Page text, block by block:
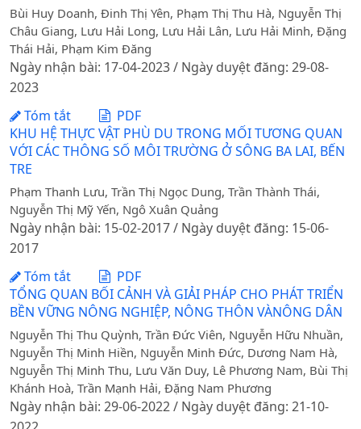
Bùi Huy Doanh, Đinh Thị Yên, Phạm Thị Thu Hà, Nguyễn Thị
Châu Giang, Lưu Hải Long, Lưu Hải Lân, Lưu Hải Minh, Đặng
Thái Hải, Phạm Kim Đăng
Ngày nhận bài: 17-04-2023 / Ngày duyệt đăng: 29-08-
2023
Tóm tắt
PDF
KHU HỆ THỰC VẬT PHÙ DU TRONG MỐI TƯƠNG QUAN
VỚI CÁC THÔNG SỐ MÔI TRƯỜNG Ở SÔNG BA LAI, BẾN
TRE
Phạm Thanh Lưu, Trần Thị Ngọc Dung, Trần Thành Thái,
Nguyễn Thị Mỹ Yến, Ngô Xuân Quảng
Ngày nhận bài: 15-02-2017 / Ngày duyệt đăng: 15-06-
2017
Tóm tắt
PDF
TỔNG QUAN BỐI CẢNH VÀ GIẢI PHÁP CHO PHÁT TRIỂN
BỀN VỮNG NÔNG NGHIỆP, NÔNG THÔN VÀNÔNG DÂN
Nguyễn Thị Thu Quỳnh, Trần Đức Viên, Nguyễn Hữu Nhuần,
Nguyễn Thị Minh Hiền, Nguyễn Minh Đức, Dương Nam Hà,
Nguyễn Thị Minh Thu, Lưu Văn Duy, Lê Phương Nam, Bùi Thị
Khánh Hoà, Trần Mạnh Hải, Đặng Nam Phương
Ngày nhận bài: 29-06-2022 / Ngày duyệt đăng: 21-10-